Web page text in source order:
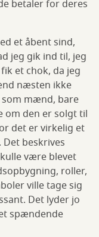
betaler for deres
et åbent sind,
jeg gik ind til, jeg
et chok, da jeg
næsten ikke
mænd, bare
om den er solgt til
det er virkelig et
beskrives
være blevet
roller,
ville tage sig
Det lyder jo
spændende